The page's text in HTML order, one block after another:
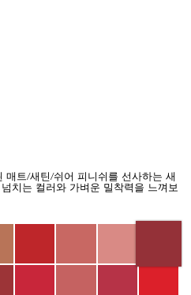
매트/새틴/쉬어 피니쉬를 선사하는 새
치는 컬러와 가벼운 밀착력을 느껴보